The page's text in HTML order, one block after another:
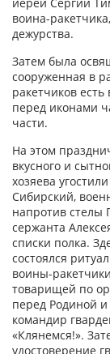
воина-
дежурства.
Затем была
сооруженная в
ракетчиков
перед иконами
части.
На этом
вкусного и
хозяева
Сибирский,
напротив стелы
сержанта
списки полка.
состоялся
воины-
товарищей по
перед Родиной
командир
«Клянемся!».
удостоверение